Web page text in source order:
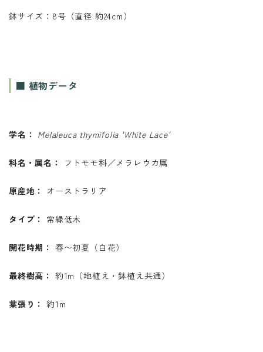
鉢サイズ：8号（直径 約24cm）
■ 植物データ
学名： Melaleuca thymifolia 'White Lace'
科名・属名： フトモモ科／メラレウカ属
原産地： オーストラリア
タイプ： 常緑低木
開花時期： 春〜初夏（白花）
最終樹高： 約1m（地植え・鉢植え共通）
葉張り： 約1m